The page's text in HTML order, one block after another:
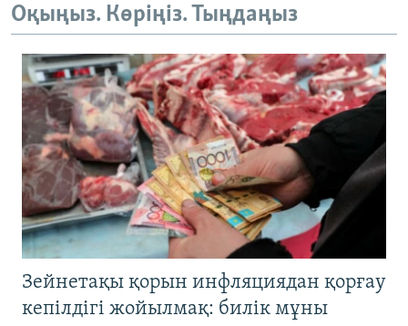
Оқыңыз. Көріңіз. Тыңдаңыз
Зейнетақы қорын инфляциядан қорғау
кепілдігі жойылмақ: билік мұны